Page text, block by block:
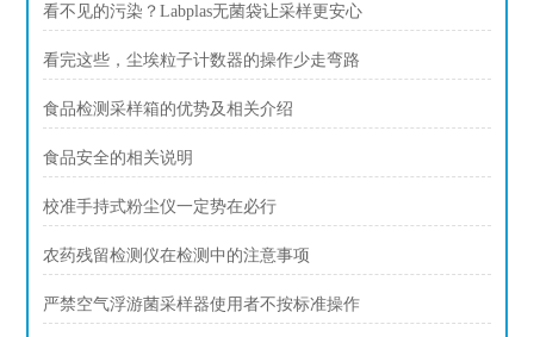
看不见的污染？Labplas无菌袋让采样更安心
看完这些，尘埃粒子计数器的操作少走弯路
食品检测采样箱的优势及相关介绍
食品安全的相关说明
校准手持式粉尘仪一定势在必行
农药残留检测仪在检测中的注意事项
严禁空气浮游菌采样器使用者不按标准操作